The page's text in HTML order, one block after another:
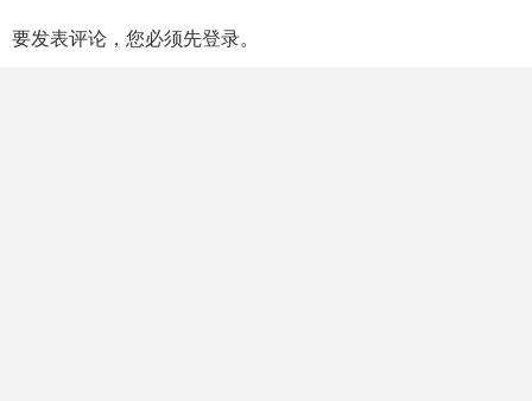
要发表评论，您必须先登录。